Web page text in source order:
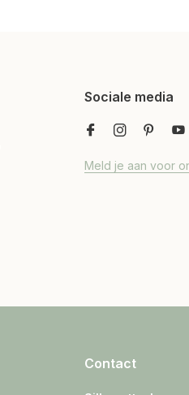
Sociale media
Meld je aan voor
Contact